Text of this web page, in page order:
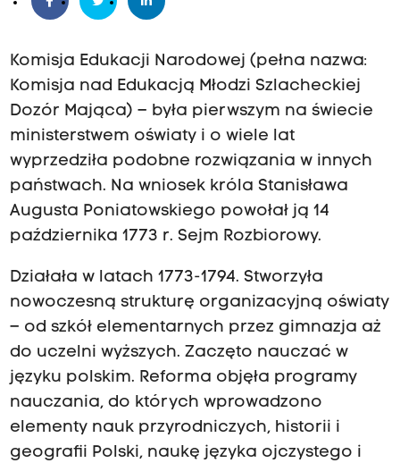
Komisja Edukacji Narodowej (pełna nazwa:
Komisja nad Edukacją Młodzi Szlacheckiej
Dozór Mająca) – była pierwszym na świecie
ministerstwem oświaty i o wiele lat
wyprzedziła podobne rozwiązania w innych
państwach. Na wniosek króla Stanisława
Augusta Poniatowskiego powołał ją 14
października 1773 r. Sejm Rozbiorowy.
Działała w latach 1773-1794. Stworzyła
nowoczesną strukturę organizacyjną oświaty
– od szkół elementarnych przez gimnazja aż
do uczelni wyższych. Zaczęto nauczać w
języku polskim. Reforma objęła programy
nauczania, do których wprowadzono
elementy nauk przyrodniczych, historii i
geografii Polski, naukę języka ojczystego i